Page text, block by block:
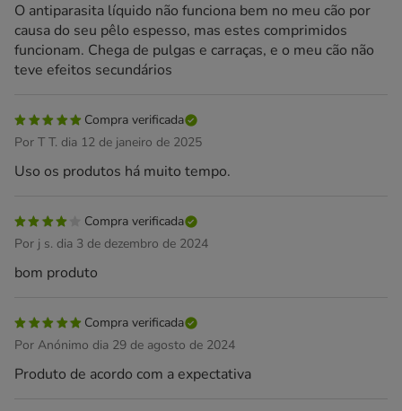
O antiparasita líquido não funciona bem no meu cão por
causa do seu pêlo espesso, mas estes comprimidos
funcionam. Chega de pulgas e carraças, e o meu cão não
teve efeitos secundários
Compra verificada
Por T T. dia 12 de janeiro de 2025
Uso os produtos há muito tempo.
Compra verificada
Por j s. dia 3 de dezembro de 2024
bom produto
Compra verificada
Por Anónimo dia 29 de agosto de 2024
Produto de acordo com a expectativa